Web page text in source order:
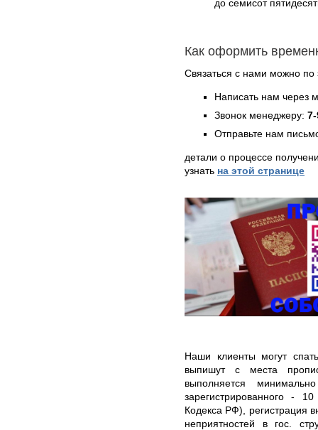
до семисот
Как оформить
Связаться с нами можно по
Написать нам через
Звонок менеджеру:
Отправьте нам
детали о процессе
узнать на этой странице
Наши клиенты могут
выпишут с места
выполняется
зарегистрированного -
Кодекса РФ), регистрация
неприятностей в гос.